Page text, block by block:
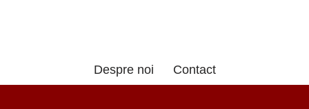
Despre noi Contact